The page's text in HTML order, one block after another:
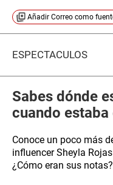
Añadir Correo como
ESPECTÁCULOS
Sabes dónde
cuando estaba
Conoce un poco más
influencer Sheyla
¿Cómo eran sus notas?